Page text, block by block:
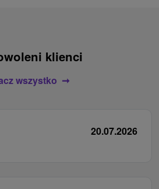
klienci
wszystko
20.07.2026